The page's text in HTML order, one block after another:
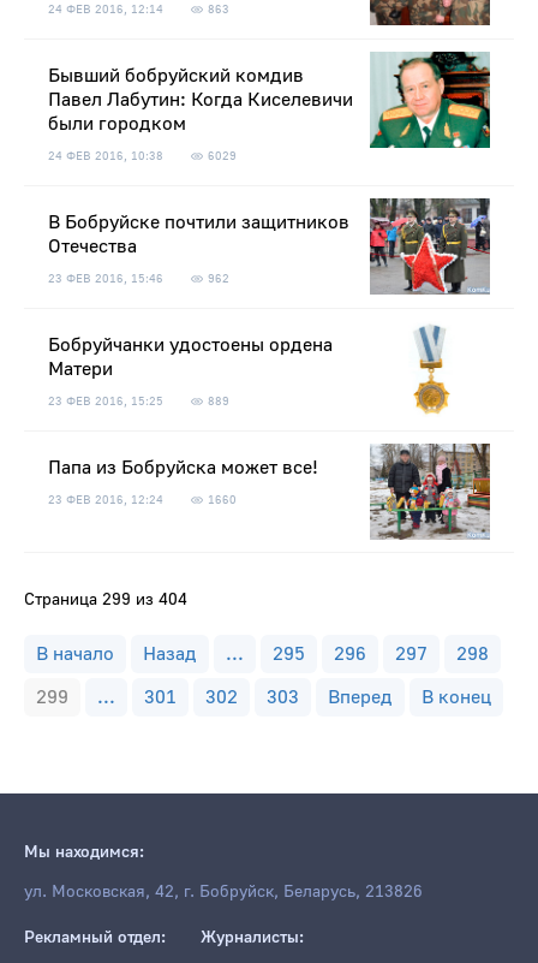
24 ФЕВ 2016, 12:14 863
Бывший бобруйский комдив
Павел Лабутин: Когда Киселевичи
были городком
24 ФЕВ 2016, 10:38 6029
В Бобруйске почтили защитников
Отечества
23 ФЕВ 2016, 15:46 962
Бобруйчанки удостоены ордена
Матери
23 ФЕВ 2016, 15:25 889
Папа из Бобруйска может все!
23 ФЕВ 2016, 12:24 1660
Страница 299 из 404
В начало Назад ... 295 296 297
298
299
... 301 302 303 Вперед В конец
Мы находимся:
ул. Московская, 42, г. Бобруйск, Беларусь, 213826
Рекламный отдел: Журналисты: